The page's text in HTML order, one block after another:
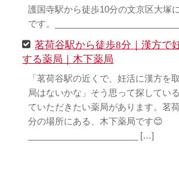
護国寺駅から徒歩10分の文京区大塚
です。
茗荷谷駅から徒歩8分｜漢方で
する薬局｜木下薬局
「茗荷谷駅の近くで、妊活に漢方を
局はないかな」そう思って探してい
ていただきたい薬局があります。茗
分の場所にある、木下薬局です😊
_______________________ […]